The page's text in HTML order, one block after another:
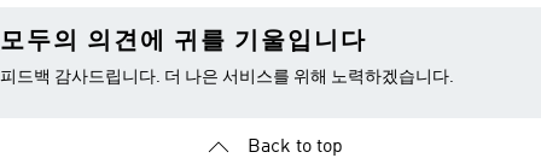
모두의 의견에 귀를 기울입니다
피드백 감사드립니다. 더 나은 서비스를 위해 노력하겠습니다.
Back to top